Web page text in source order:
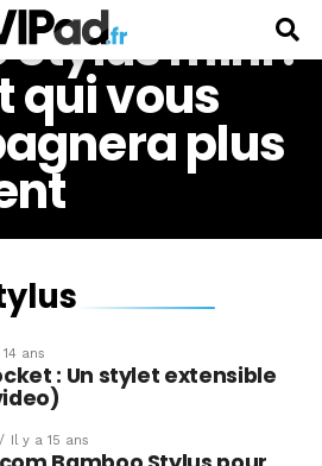
Stylus mini :
qui vous
plus
ans
: Un stylet extensible
Il y a 15 ans